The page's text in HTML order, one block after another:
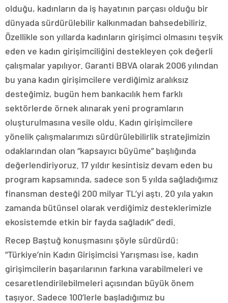
olduğu, kadınların da iş hayatının parçası olduğu bir
dünyada sürdürülebilir kalkınmadan bahsedebiliriz.
Özellikle son yıllarda kadınların girişimci olmasını teşvik
eden ve kadın girişimciliğini destekleyen çok değerli
çalışmalar yapılıyor. Garanti BBVA olarak 2006 yılından
bu yana kadın girişimcilere verdiğimiz aralıksız
desteğimiz, bugün hem bankacılık hem farklı
sektörlerde örnek alınarak yeni programların
oluşturulmasına vesile oldu. Kadın girişimcilere
yönelik çalışmalarımızı sürdürülebilirlik stratejimizin
odaklarından olan “kapsayıcı büyüme” başlığında
değerlendiriyoruz. 17 yıldır kesintisiz devam eden bu
program kapsamında, sadece son 5 yılda sağladığımız
finansman desteği 200 milyar TL’yi aştı. 20 yıla yakın
zamanda bütünsel olarak verdiğimiz desteklerimizle
ekosistemde etkin bir fayda sağladık” dedi.
Recep Baştuğ konuşmasını şöyle sürdürdü:
“Türkiye’nin Kadın Girişimcisi Yarışması ise, kadın
girişimcilerin başarılarının farkına varabilmeleri ve
cesaretlendirilebilmeleri açısından büyük önem
taşıyor. Sadece 100’lerle başladığımız bu